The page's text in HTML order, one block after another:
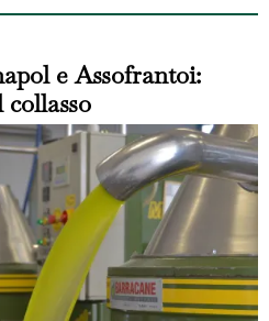
e Assofrantoi: